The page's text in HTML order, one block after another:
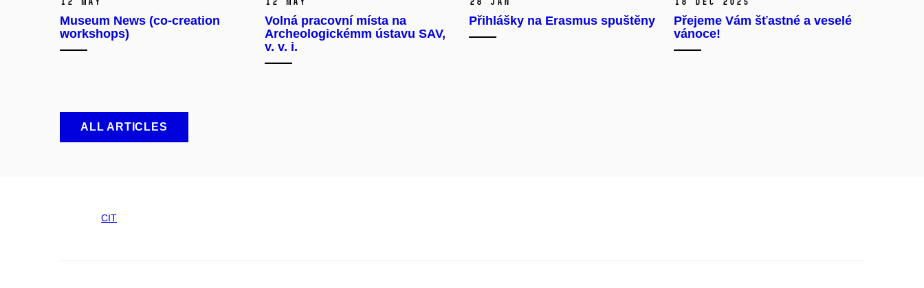
Museum News (co-creation
workshops)
Volná pracovní místa na
Archeologickémm ústavu SAV,
v. v. i.
Přihlášky na Erasmus spuštěny
Přejeme Vám šťastné a veselé
vánoce!
ALL ARTICLES
CIT